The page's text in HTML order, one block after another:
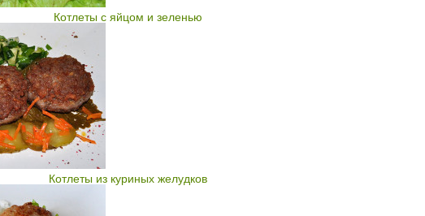
Котлеты с яйцом и зеленью
Котлеты из куриных желудков